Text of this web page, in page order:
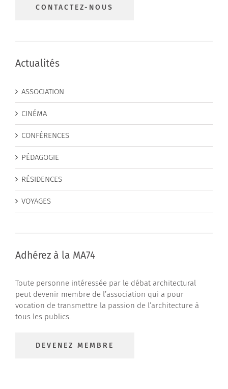
CONTACTEZ-NOUS
Actualités
ASSOCIATION
CINÉMA
CONFÉRENCES
PÉDAGOGIE
RÉSIDENCES
VOYAGES
Adhérez à la MA74
Toute personne intéressée par le débat architectural
peut devenir membre de l’association qui a pour
vocation de transmettre la passion de l’architecture à
tous les publics.
DEVENEZ MEMBRE